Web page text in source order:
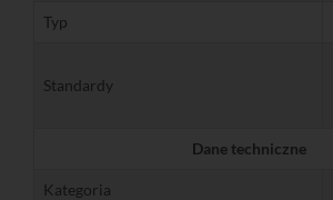
Typ
Standardy
Dane techniczne
Kategoria